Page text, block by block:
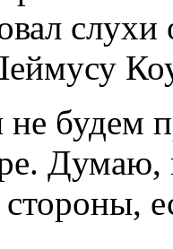
слухи
будем
Думаю,